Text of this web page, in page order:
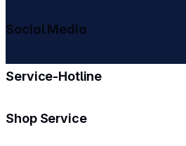
Service-Hotline
Shop Service
Social Media